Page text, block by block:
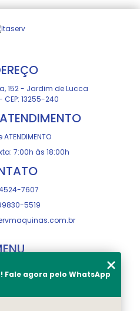
152 - Jardim de Lucca
13255-240
7:00h às 18:00h
4524-7607
5519
E USINAGEM
Fale agora pelo WhatsApp